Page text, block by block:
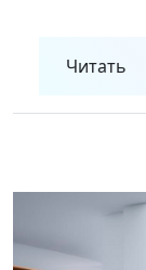
Читать